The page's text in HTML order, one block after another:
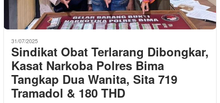
31/07/2025
Sindikat Obat Terlarang Dibongkar,
Kasat Narkoba Polres Bima
Tangkap Dua Wanita, Sita 719
Tramadol & 180 THD